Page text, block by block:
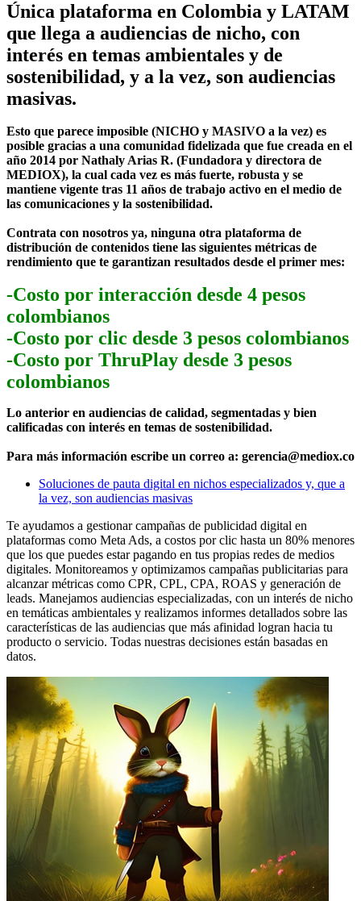
Única plataforma en Colombia y LATAM
que llega a audiencias de nicho, con
interés en temas ambientales y de
sostenibilidad, y a la vez, son audiencias
masivas.
Esto que parece imposible (NICHO y MASIVO a la vez) es
posible gracias a una comunidad fidelizada que fue creada en el
año 2014 por Nathaly Arias R. (Fundadora y directora de
MEDIOX), la cual cada vez es más fuerte, robusta y se
mantiene vigente tras 11 años de trabajo activo en el medio de
las comunicaciones y la sostenibilidad.
Contrata con nosotros ya, ninguna otra plataforma de
distribución de contenidos tiene las siguientes métricas de
rendimiento que te garantizan resultados desde el primer mes:
-Costo por interacción desde 4 pesos
colombianos
-Costo por clic desde 3 pesos colombianos
-Costo por ThruPlay desde 3 pesos
colombianos
Lo anterior en audiencias de calidad, segmentadas y bien
calificadas con interés en temas de sostenibilidad.
Para más información escribe un correo a: gerencia@mediox.co
Soluciones de pauta digital en nichos especializados y, que a
la vez, son audiencias masivas
Te ayudamos a gestionar campañas de publicidad digital en
plataformas como Meta Ads, a costos por clic hasta un 80% menores
que los que puedes estar pagando en tus propias redes de medios
digitales. Monitoreamos y optimizamos campañas publicitarias para
alcanzar métricas como CPR, CPL, CPA, ROAS y generación de
leads. Manejamos audiencias especializadas, con un interés de nicho
en temáticas ambientales y realizamos informes detallados sobre las
características de las audiencias que más afinidad logran hacia tu
producto o servicio. Todas nuestras decisiones están basadas en
datos.